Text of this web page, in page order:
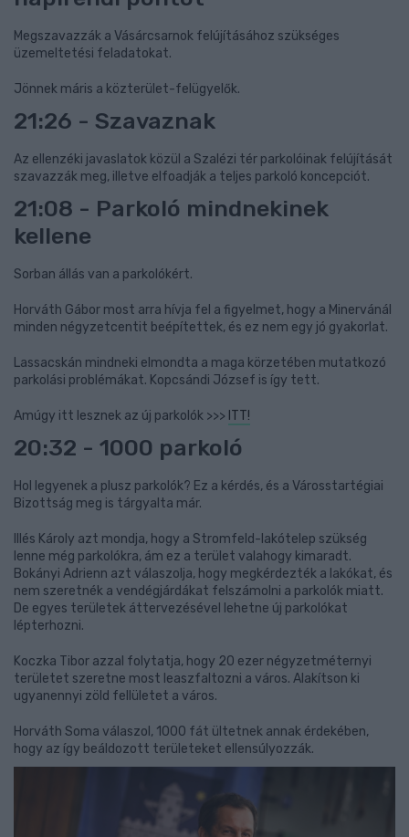
Megszavazzák a Vásárcsarnok felújításához szükséges
üzemeltetési feladatokat.
Jönnek máris a közterület-felügyelők.
21:26 - Szavaznak
Az ellenzéki javaslatok közül a Szalézi tér parkolóinak felújítását
szavazzák meg, illetve elfoadják a teljes parkoló koncepciót.
21:08 - Parkoló mindnekinek
kellene
Sorban állás van a parkolókért.
Horváth Gábor most arra hívja fel a figyelmet, hogy a Minervánál
minden négyzetcentit beépítettek, és ez nem egy jó gyakorlat.
Lassacskán mindneki elmondta a maga körzetében mutatkozó
parkolási problémákat. Kopcsándi József is így tett.
Amúgy itt lesznek az új parkolók >>> ITT!
20:32 - 1000 parkoló
Hol legyenek a plusz parkolók? Ez a kérdés, és a Városstartégiai
Bizottság meg is tárgyalta már.
Illés Károly azt mondja, hogy a Stromfeld-lakótelep szükség
lenne még parkolókra, ám ez a terület valahogy kimaradt.
Bokányi Adrienn azt válaszolja, hogy megkérdezték a lakókat, és
nem szeretnék a vendégjárdákat felszámolni a parkolók miatt.
De egyes területek áttervezésével lehetne új parkolókat
lépterhozni.
Koczka Tibor azzal folytatja, hogy 20 ezer négyzetméternyi
területet szeretne most leaszfaltozni a város. Alakítson ki
ugyanennyi zöld fellületet a város.
Horváth Soma válaszol, 1000 fát ültetnek annak érdekében,
hogy az így beáldozott területeket ellensúlyozzák.